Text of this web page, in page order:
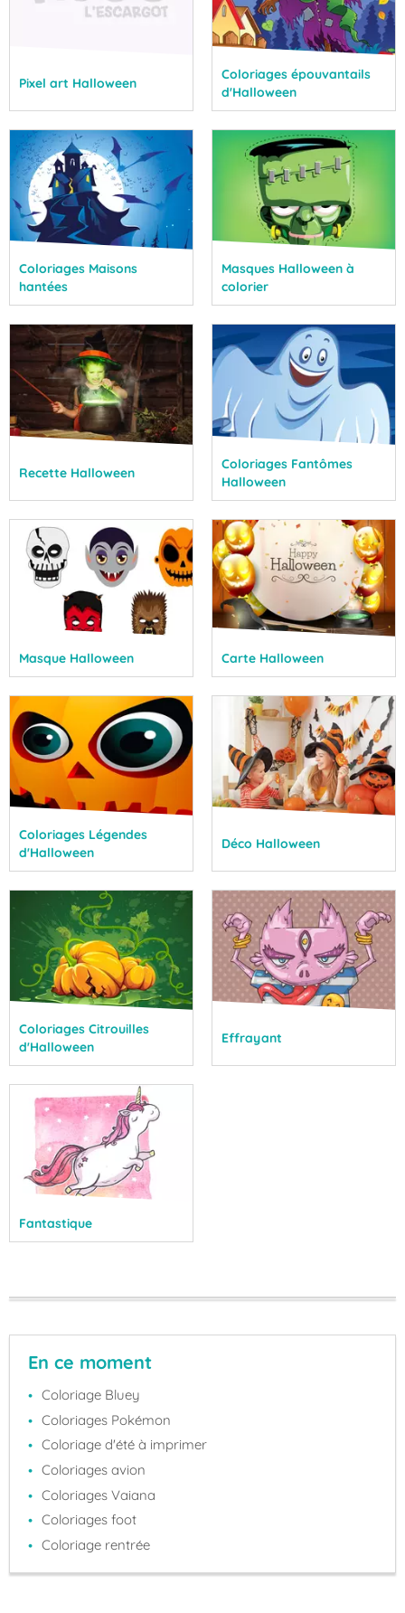
Pixel art Halloween
Coloriages épouvantails
d'Halloween
Coloriages Maisons
hantées
Masques Halloween à
colorier
Recette Halloween
Coloriages Fantômes
Halloween
Masque Halloween Carte Halloween
Coloriages Légendes
d'Halloween
Déco Halloween
Coloriages Citrouilles
d'Halloween
Effrayant
Fantastique
En ce moment
Coloriage Bluey
Coloriages Pokémon
Coloriage d'été à imprimer
Coloriages avion
Coloriages Vaiana
Coloriages foot
Coloriage rentrée